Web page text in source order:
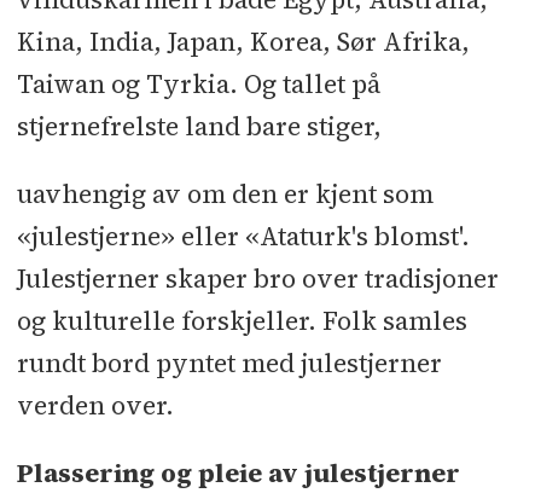
Kina, India, Japan, Korea, Sør Afrika,
Taiwan og Tyrkia. Og tallet på
stjernefrelste land bare stiger,
uavhengig av om den er kjent som
«julestjerne» eller «Ataturk's blomst'.
Julestjerner skaper bro over tradisjoner
og kulturelle forskjeller. Folk samles
rundt bord pyntet med julestjerner
verden over.
Plassering og pleie av julestjerner